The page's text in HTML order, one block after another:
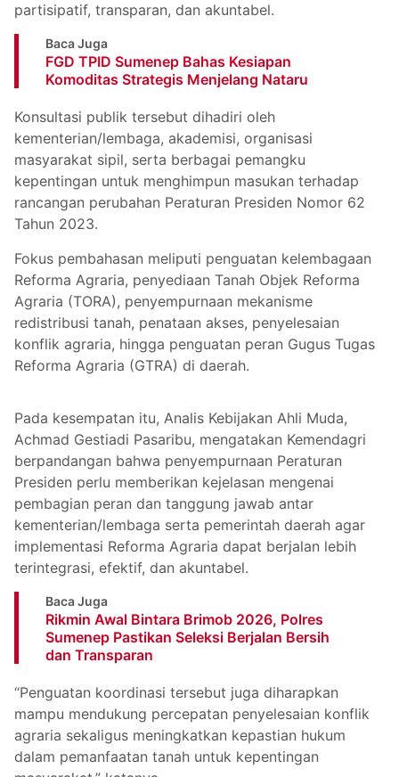
partisipatif, transparan, dan akuntabel.
Baca Juga
FGD TPID Sumenep Bahas Kesiapan
Komoditas Strategis Menjelang Nataru
Konsultasi publik tersebut dihadiri oleh
kementerian/lembaga, akademisi, organisasi
masyarakat sipil, serta berbagai pemangku
kepentingan untuk menghimpun masukan terhadap
rancangan perubahan Peraturan Presiden Nomor 62
Tahun 2023.
Fokus pembahasan meliputi penguatan kelembagaan
Reforma Agraria, penyediaan Tanah Objek Reforma
Agraria (TORA), penyempurnaan mekanisme
redistribusi tanah, penataan akses, penyelesaian
konflik agraria, hingga penguatan peran Gugus Tugas
Reforma Agraria (GTRA) di daerah.
Pada kesempatan itu, Analis Kebijakan Ahli Muda,
Achmad Gestiadi Pasaribu, mengatakan Kemendagri
berpandangan bahwa penyempurnaan Peraturan
Presiden perlu memberikan kejelasan mengenai
pembagian peran dan tanggung jawab antar
kementerian/lembaga serta pemerintah daerah agar
implementasi Reforma Agraria dapat berjalan lebih
terintegrasi, efektif, dan akuntabel.
Baca Juga
Rikmin Awal Bintara Brimob 2026, Polres
Sumenep Pastikan Seleksi Berjalan Bersih
dan Transparan
“Penguatan koordinasi tersebut juga diharapkan
mampu mendukung percepatan penyelesaian konflik
agraria sekaligus meningkatkan kepastian hukum
dalam pemanfaatan tanah untuk kepentingan